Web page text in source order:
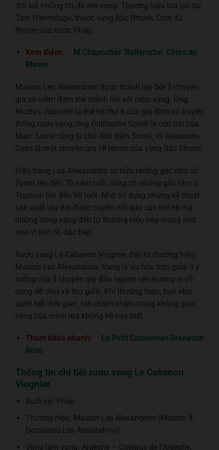
đối với những tín đồ mê vang. Thương hiệu tọa lạc tại
Tain I’Hermitage, thuộc vùng Bắc Rhone, Cote du
Rhone của nước Pháp.
Xem thêm:
M.Chapoutier ‘Belleruche’ Côtes du
Rhone
Maison Les Alexandrins được thành lập bởi 3 chuyên
gia có niềm đam mê mãnh liệt với rượu vang: Ông
Nicolas Jaboulet là thế hệ thứ 6 của gia đình có truyền
thống rượu vang, ông Guillaume Sorrel là con trai của
Marc Sorrel cũng là chủ đồn điền Sorrel, và Alexandre
Caso là một chuyên gia về terroir của vùng Bắc Rhone.
Điền trang Les Alexandrins sở hữu những gốc nho cổ
Syrah lên đến 70 năm tuổi, cũng có những gốc nho ở
Tournon lên đến 90 tuổi. Nhờ sử dụng những kỹ thuật
sản xuất lâu đời được truyền nối qua các thế hệ mà
những dòng vang đến từ thương hiệu này mang một
mùi vị tinh tế, đặc biệt.
Rượu vang Le Cabanon Viognier đến từ thương hiệu
Maison Les Alexandrins. Vang là sự hòa trộn giữa 3 ý
tưởng của 3 chuyên gia đầu ngành nên hương vị vô
cùng dễ chịu và thư giãn. Khi thưởng thức, bạn như
quên hết thời gian, tan chầm chậm trong không gian
riêng của mình mà không hề hay biết.
Tham khảo nhanh:
Le Petit Cochonnet Grenache
Rose
Thông tin chi tiết rượu vang Le Cabanon
Viognier
Xuất xứ: Pháp
Thương hiệu: Maison Les Alexandrins (Maison &
Domaines Les Alexandrins)
Vùng làm vang: Ardèche – Coteaux de l’Ardèche,